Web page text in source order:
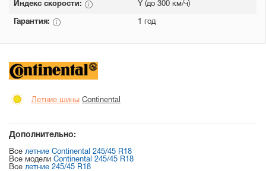
Индекс скорости: Y (до 300 км/ч)
Гарантия: 1 год
Летние шины Continental
Дополнительно:
Все летние Continental 245/45 R18
Все модели Continental 245/45 R18
Все летние 245/45 R18